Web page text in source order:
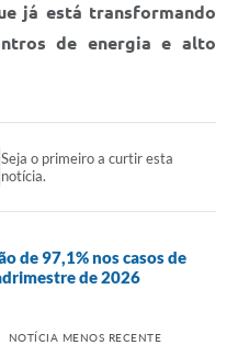
já está transformando
de energia e alto
Seja o primeiro a curtir esta
notícia.
de 97,1% nos casos de
de 2026
NOTÍCIA MENOS RECENTE